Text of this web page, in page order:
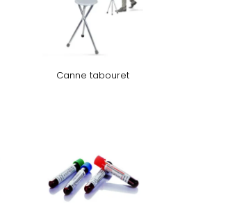
Canne tabouret